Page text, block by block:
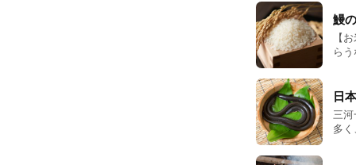
鰻
【
ら
の
用
美味
ち
日
三
多